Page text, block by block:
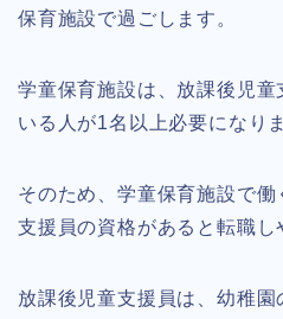
保育施設で過ごします。
学童保育施設は、放課後児童
いる人が1名以上必要になり
そのため、学童保育施設で
支援員の資格があると転職し
放課後児童支援員は、幼稚